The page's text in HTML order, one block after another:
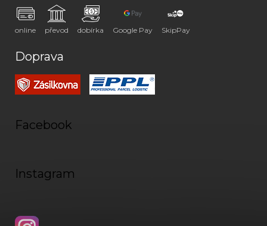
online převod dobírka Google Pay SkipPay
Doprava
Facebook
Instagram